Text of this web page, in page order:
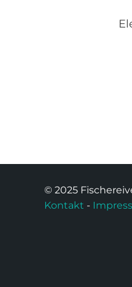
© 2025
Kontakt -